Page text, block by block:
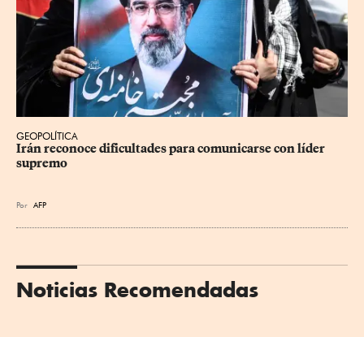
GEOPOLÍTICA
Irán reconoce dificultades para comunicarse con líder
supremo
Por AFP
Noticias Recomendadas